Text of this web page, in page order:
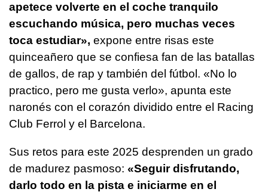
apetece volverte en el coche tranquilo
escuchando música, pero muchas veces
toca estudiar», expone entre risas este
quinceañero que se confiesa fan de las batallas
de gallos, de rap y también del fútbol. «No lo
practico, pero me gusta verlo», apunta este
naronés con el corazón dividido entre el Racing
Club Ferrol y el Barcelona.
Sus retos para este 2025 desprenden un grado
de madurez pasmoso: «Seguir disfrutando,
darlo todo en la pista e iniciarme en el